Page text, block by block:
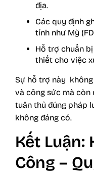
địa.
Các quy định
tính như Mỹ
Hỗ trợ chuẩn
thiết cho việc
Sự hỗ trợ này
và công sức mà còn
tuân thủ đúng pháp
không đáng có.
Kết Luận:
Công –